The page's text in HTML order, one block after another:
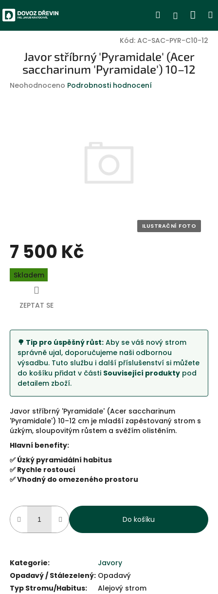
na
obsah
Hledat
Kód: AC-SAC-PYR-C10-12
Javor stříbrný 'Pyramidale' (Acer
saccharinum 'Pyramidale') 10–12
Průměrné
Neohodnoceno Podrobnosti hodnocení
7 500 Kč
Měrná
cena:
Skladem
Do košíku
🌳 Tip pro úspěšný růst: Aby se váš nový strom
správně ujal, doporučujeme naši odbornou
výsadbu. Tuto službu i další příslušenství si můžete
do košíku přidat v části Související produkty pod
detailem zboží.
Javor stříbrný 'Pyramidale' (Acer saccharinum
'Pyramidale') 10–12 cm je mladší zapěstovaný strom s
úzkým, sloupovitým růstem a svěžím olistěním.
Hlavní benefity:
✅ Úzký pyramidální habitus
✅ Rychle rostoucí
✅ Vhodný do omezeného prostoru
Kategorie:
Javory
Opadavý / Stálezelený: Opadavý
Typ Stromu/Habitus: Alejový strom
ZEPTAT SE